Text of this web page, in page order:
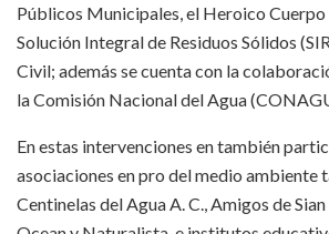
Públicos Municipales, el Heroico
Solución Integral de Residuos Sólidos
Civil; además se cuenta con la
la Comisión Nacional del Agua
En estas intervenciones en también
asociaciones en pro del medio ambiente
Centinelas del Agua A. C., Amigos de